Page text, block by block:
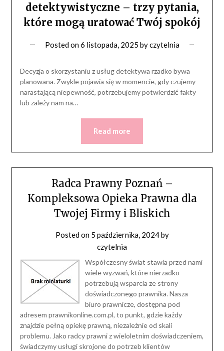
detektywistyczne – trzy pytania,
które mogą uratować Twój spokój
Posted on6 listopada, 2025 byczytelnia
Decyzja o skorzystaniu z usług detektywa rzadko bywa
planowana. Zwykle pojawia się w momencie, gdy czujemy
narastającą niepewność, potrzebujemy potwierdzić fakty
lub zależy nam na…
Read more
Radca Prawny Poznań –
Kompleksowa Opieka Prawna dla
Twojej Firmy i Bliskich
Posted on 5 października, 2024by
czytelnia
Współczesny świat stawia przed nami
wiele wyzwań, które nierzadko
potrzebują wsparcia ze strony
doświadczonego prawnika. Nasza
biuro prawnicze, dostępna pod
adresem prawnikonline.com.pl, to punkt, gdzie każdy
znajdzie pełną opiekę prawną, niezależnie od skali
problemu. Jako radcy prawni z wieloletnim doświadczeniem,
świadczymy usługi skrojone do potrzeb klientów